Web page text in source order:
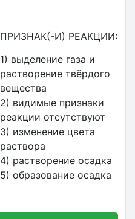
ПРИЗНАК(-И) РЕАКЦИИ:
1) выделение газа и
растворение твёрдого
вещества
2) видимые признаки
реакции отсутствуют
3) изменение цвета
раствора
4) растворение осадка
5) образование осадка